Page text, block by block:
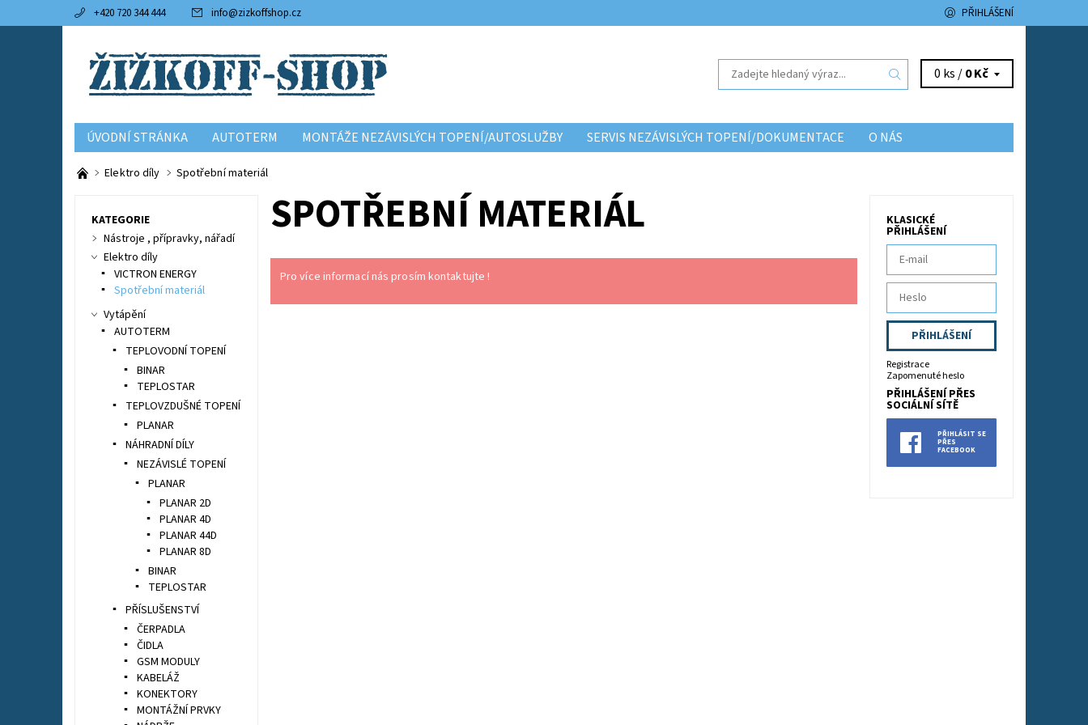
+420 720 344 444 info@zizkoffshop.cz PŘIHLÁŠENÍ
0 ks /0 Kč
ÚVODNÍ STRÁNKA AUTOTERM MONTÁŽE NEZÁVISLÝCH TOPENÍ/AUTOSLUŽBY SERVIS NEZÁVISLÝCH TOPENÍ/DOKUMENTACE
O NÁS
KONTAKTY
OBCHODNÍ PODMÍNKY
Elektro díly Spotřební materiál
SPOTŘEBNÍ MATERIÁL
Pro více informací nás prosím kontaktujte !
KATEGORIE
Nástroje , přípravky, nářadí
Elektro díly
VICTRON ENERGY
Spotřební materiál
Vytápění
AUTOTERM
TEPLOVODNÍ TOPENÍ
BINAR
TEPLOSTAR
TEPLOVZDUŠNÉ TOPENÍ
PLANAR
NÁHRADNÍ DÍLY
NEZÁVISLÉ TOPENÍ
PLANAR
PLANAR 2D
PLANAR 4D
PLANAR 44D
PLANAR 8D
BINAR
TEPLOSTAR
PŘÍSLUŠENSTVÍ
ČERPADLA
ČIDLA
GSM MODULY
KABELÁŽ
KONEKTORY
MONTÁŽNÍ PRVKY
KLASICKÉ
PŘIHLÁŠENÍ
Registrace
Zapomenuté heslo
PŘIHLÁŠENÍ PŘES
SOCIÁLNÍ SÍTĚ
PŘIHLÁSIT SE
PŘES
FACEBOOK